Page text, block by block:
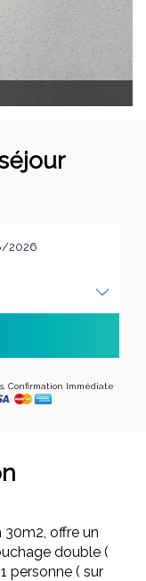
Confirmation Immédiate
offre un
double (
personne ( sur